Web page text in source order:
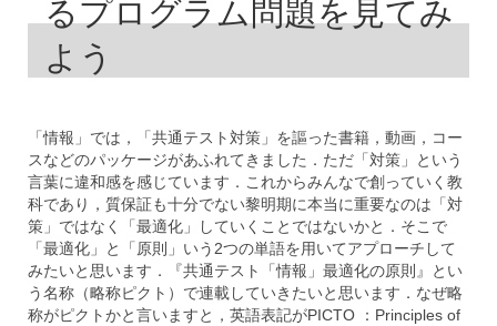
るプログラム問題を見てみ
よう
「情報」では，「共通テスト対策」を謳った書籍，動画，コー
スなどのパッケージがあふれてきました．ただ「対策」という
言葉に違和感を感じています．これからみんなで創っていく教
科であり，質保証も十分でない黎明期に本当に重要なのは「対
策」ではなく「最適化」していくことではないかと．そこで
「最適化」と「原則」いう2つの単語を用いてアプローチして
みたいと思います．『共通テスト「情報」最適化の原則』とい
う名称（略称ピクト）で連載していきたいと思います．なぜ略
称がピクトかと言いますと，英語表記がPICTO ：Principles of